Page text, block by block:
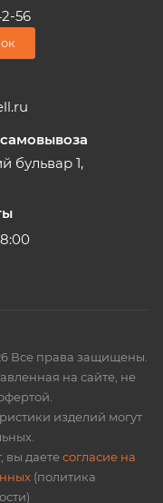
56
бульвар 1,
Все права защищены.
на сайте, не
изделий могут
вы даетесогласие на
(политика